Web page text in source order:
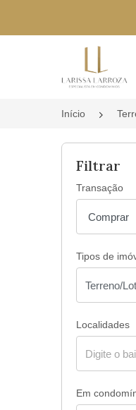
Início
Filtrar
Transação
Tipos de
Localidades
Em